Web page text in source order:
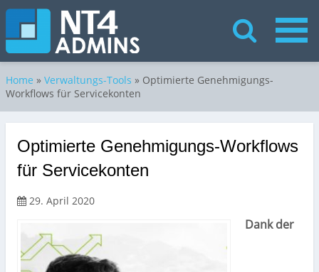
Home » Verwaltungs-Tools » Optimierte Genehmigungs-
Workflows für Servicekonten
Optimierte Genehmigungs-Workflows
für Servicekonten
29. April 2020
Dank der